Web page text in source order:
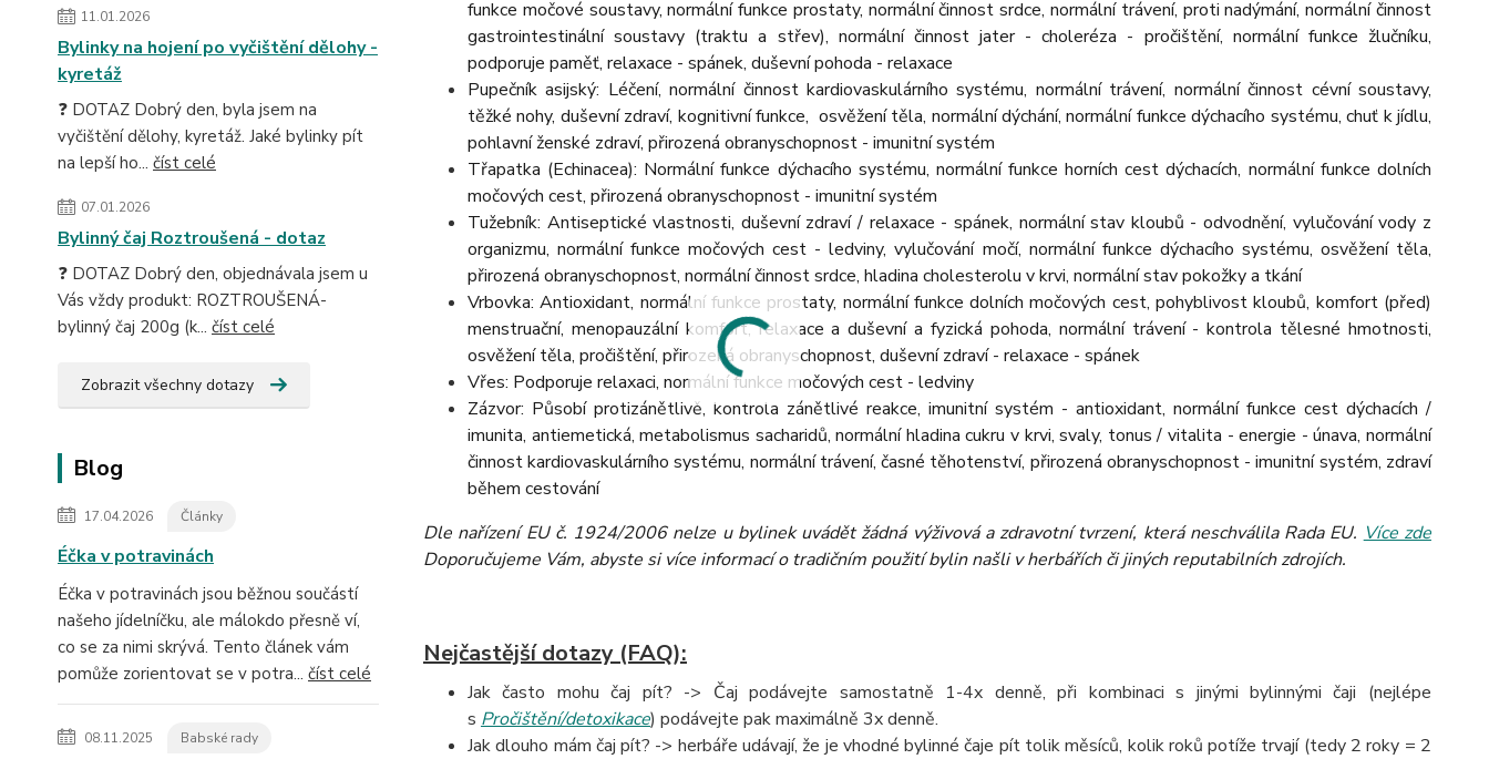
11.01.2026
Bylinky na hojení po vyčištění dělohy -
kyretáž
❓ DOTAZ Dobrý den, byla jsem na
vyčištění dělohy, kyretáž. Jaké bylinky pít
na lepší ho... číst celé
07.01.2026
Bylinný čaj Roztroušená - dotaz
❓ DOTAZ Dobrý den, objednávala jsem u
Vás vždy produkt: ROZTROUŠENÁ-
bylinný čaj 200g (k... číst celé
Zobrazit všechny dotazy
Blog
17.04.2026 Články
Éčka v potravinách
Éčka v potravinách jsou běžnou součástí
našeho jídelníčku, ale málokdo přesně ví,
co se za nimi skrývá. Tento článek vám
pomůže zorientovat se v potra... číst celé
08.11.2025 Babské rady
funkce močové soustavy, normální funkce prostaty, normální činnost srdce, normální trávení, proti nadýmání, normální činnost
gastrointestinální soustavy (traktu a střev), normální činnost jater - choleréza - pročištění, normální funkce žlučníku,
podporuje paměť, relaxace - spánek, duševní pohoda - relaxace
Pupečník asijský: Léčení, normální činnost kardiovaskulárního systému, normální trávení, normální činnost cévní soustavy,
těžké nohy, duševní zdraví, kognitivní funkce, osvěžení těla, normální dýchání, normální funkce dýchacího systému, chuť k jídlu,
pohlavní ženské zdraví, přirozená obranyschopnost - imunitní systém
Třapatka (Echinacea): Normální funkce dýchacího systému, normální funkce horních cest dýchacích, normální funkce dolních
močových cest, přirozená obranyschopnost - imunitní systém
Tužebník: Antiseptické vlastnosti, duševní zdraví / relaxace - spánek, normální stav kloubů - odvodnění, vylučování vody z
organizmu, normální funkce močových cest - ledviny, vylučování močí, normální funkce dýchacího systému, osvěžení těla,
přirozená obranyschopnost, normální činnost srdce, hladina cholesterolu v krvi, normální stav pokožky a tkání
Vrbovka: Antioxidant, normální funkce prostaty, normální funkce dolních močových cest, pohyblivost kloubů, komfort (před)
menstruační, menopauzální komfort, relaxace a duševní a fyzická pohoda, normální trávení - kontrola tělesné hmotnosti,
osvěžení těla, pročištění, přirozená obranyschopnost, duševní zdraví - relaxace - spánek
Vřes: Podporuje relaxaci, normální funkce močových cest - ledviny
Zázvor: Působí protizánětlivě, kontrola zánětlivé reakce, imunitní systém - antioxidant, normální funkce cest dýchacích /
imunita, antiemetická, metabolismus sacharidů, normální hladina cukru v krvi, svaly, tonus / vitalita - energie - únava, normální
činnost kardiovaskulárního systému, normální trávení, časné těhotenství, přirozená obranyschopnost - imunitní systém, zdraví
během cestování
Dle nařízení EU č. 1924/2006 nelze u bylinek uvádět žádná výživová a zdravotní tvrzení, která neschválila Rada EU. Více zde
Doporučujeme Vám, abyste si více informací o tradičním použití bylin našli v herbářích či jiných reputabilních zdrojích.
Nejčastější dotazy (FAQ):
Jak často mohu čaj pít? -> Čaj podávejte samostatně 1-4x denně, při kombinaci s jinými bylinnými čaji (nejlépe
s Pročištění/detoxikace) podávejte pak maximálně 3x denně.
Jak dlouho mám čaj pít? -> herbáře udávají, že je vhodné bylinné čaje pít tolik měsíců, kolik roků potíže trvají (tedy 2 roky = 2